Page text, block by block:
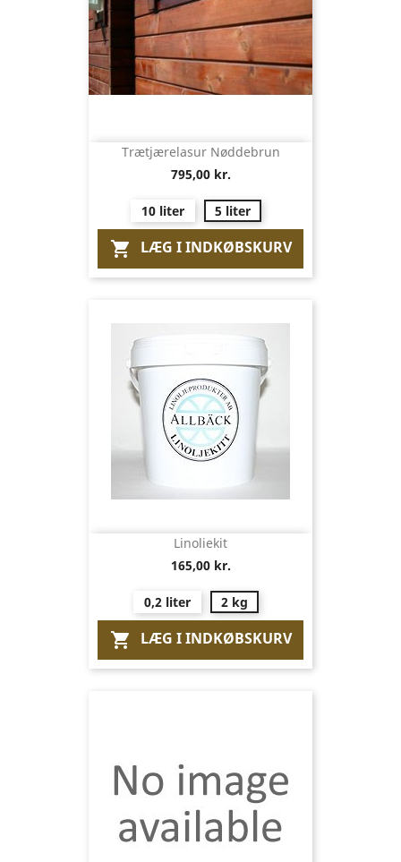
Trætjærelasur Nøddebrun
795,00 kr.
10 liter 5 liter
 LÆG I INDKØBSKURV
Linoliekit
165,00 kr.
0,2 liter 2 kg
 LÆG I INDKØBSKURV